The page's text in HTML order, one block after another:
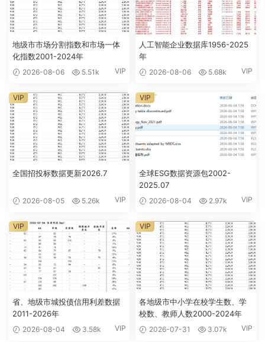
地级市市场分割指数和市场一体
化指数2001-2024年
2026-08-06 5.51k VIP
人工智能企业数据库1956-2025
年
2026-08-06 5.68k VIP
全国招投标数据更新2026.7
2026-08-05 5.26k VIP
VIP
全球ESG数据资源包2002-
2025.07
2026-08-04 2.97k VIP
VIP
省、地级市城投债信用利差数据
2011-2026年
2026-08-04 3.58k VIP
VIP
各地级市中小学在校学生数、学
校数、教师人数2000-2024年
2026-07-31 3.07k VIP
VIP